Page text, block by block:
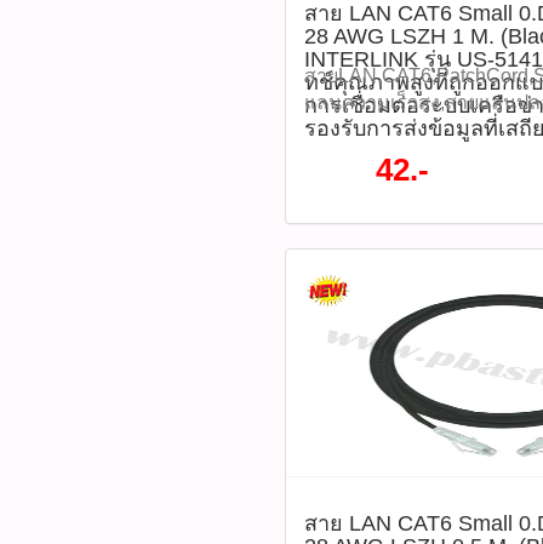
2686 (sale ตี๋)
ประโยชน์ - สายขนาดเล็ก
จัดเก็บและเดินสาย - วัสดุหุ้ม
ปลอดภัย ไม่เกิดควันพิษ เมื่อ
ฝอย มีความยืดหยุ่นสูง ช่วยล
หัว RJ45 ชุบทอง ช่วยให้สั
ทนทานต่อการใช้งาน - รอง
Gbps เหมาะกับงานเครือข่
งานในพื้นที่เปียกชื้นหรือภา
หลีกเลี่ยงการพับหรือบิดสาย
อายุการใช้งาน - ไม่เหมาะ
สายแบบมี Shield (STP/
สาย LAN CAT6 Patch
สีดำ รุ่น US-5143SS-6 จำน
แลน,สาย
แลน3เมตร
เล็ก,สายแลนสีดำ,LSZH,ส
หมด
28 AWG (สายฝอย –
เมตร - สี: ดำ (Black) - วัสดุ
Smoke Zero Halogen) -
สูงสุด 600 MHz - ความเร็ว
10 Gbps - หัวต่อ: RJ45 แบ
568.2-D, ISO/IEC 11801-
อุปกรณ์เครือข่าย เช่น
Point, หรือ Computer - ตร
ด้วยไฟสถานะ (LED) ที่พอ
ไม่ต้องตั้งค่าหรือใช้เครื่องมื
(แผนภาพการเชื่อมต่อ) ข้อ
งาน และข้อควรระวัง ข้อดี
สายเล็ก ช่วยประหยัดพื้นที่ใ
ต้องการ Data Transfer ปริ
สาย LAN CAT6 Small
28 AWG LSZH 1 M.
INTERLINK รุ่น US-
ทช์คุณภาพสูงที่ถูกออกแ
การเชื่อมต่อระบบเครือข่
รองรับการส่งข้อมูลที่เสถี
สาย
แลนความเร็วสูง,สายแลนป
สำหรับออฟฟิศ สาย LAN
PATCH CORD 28 AWG
INTERLINK รุ่น US-
ทั้งในออฟฟิศ บ้าน และห้องเ
ยาว 1 เมตร สีดำ ดีไซน์สาย
O.D.) ที่ช่วยให้การจัดการส
ประหยัดพื้นที่ INTERLINK
2026 ลดสูงสุด 70% จากปก
ลดเหลือราคา 42 บาท / เส้
6(รหัสสินค้า :P05336) คุณ
ผ่านศูนย์กลางเล็กพิเศษ
42.-
สาย LAN CAT6 Small